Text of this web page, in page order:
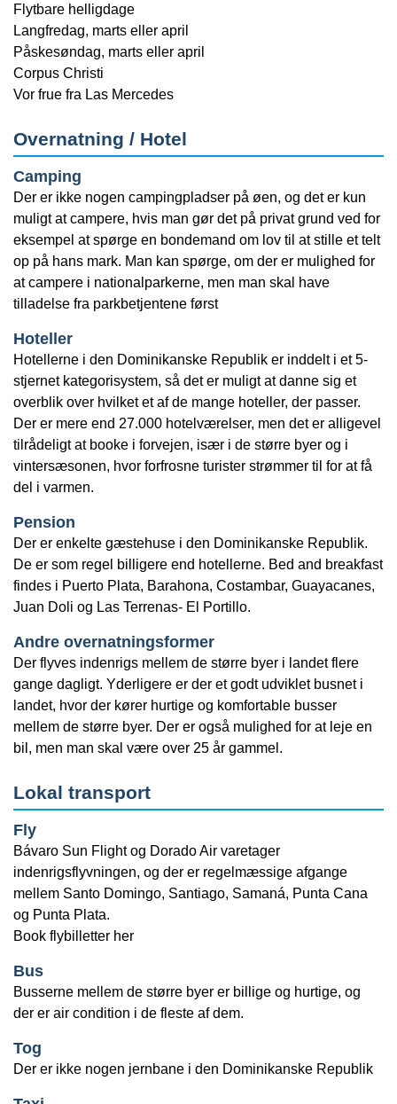
Flytbare helligdage
Langfredag, marts eller april
Påskesøndag, marts eller april
Corpus Christi
Vor frue fra Las Mercedes
Overnatning / Hotel
Camping
Der er ikke nogen campingpladser på øen, og det er kun
muligt at campere, hvis man gør det på privat grund ved for
eksempel at spørge en bondemand om lov til at stille et telt
op på hans mark. Man kan spørge, om der er mulighed for
at campere i nationalparkerne, men man skal have
tilladelse fra parkbetjentene først
Hoteller
Hotellerne i den Dominikanske Republik er inddelt i et 5-
stjernet kategorisystem, så det er muligt at danne sig et
overblik over hvilket et af de mange hoteller, der passer.
Der er mere end 27.000 hotelværelser, men det er alligevel
tilrådeligt at booke i forvejen, især i de større byer og i
vintersæsonen, hvor forfrosne turister strømmer til for at få
del i varmen.
Pension
Der er enkelte gæstehuse i den Dominikanske Republik.
De er som regel billigere end hotellerne. Bed and breakfast
findes i Puerto Plata, Barahona, Costambar, Guayacanes,
Juan Doli og Las Terrenas- El Portillo.
Andre overnatningsformer
Der flyves indenrigs mellem de større byer i landet flere
gange dagligt. Yderligere er der et godt udviklet busnet i
landet, hvor der kører hurtige og komfortable busser
mellem de større byer. Der er også mulighed for at leje en
bil, men man skal være over 25 år gammel.
Lokal transport
Fly
Bávaro Sun Flight og Dorado Air varetager
indenrigsflyvningen, og der er regelmæssige afgange
mellem Santo Domingo, Santiago, Samaná, Punta Cana
og Punta Plata.
Book flybilletter her
Bus
Busserne mellem de større byer er billige og hurtige, og
der er air condition i de fleste af dem.
Tog
Der er ikke nogen jernbane i den Dominikanske Republik